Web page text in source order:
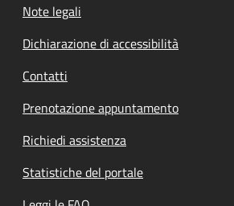
Note legali
Dichiarazione di accessibilità
Contatti
Prenotazione appuntamento
Richiedi assistenza
Statistiche del portale